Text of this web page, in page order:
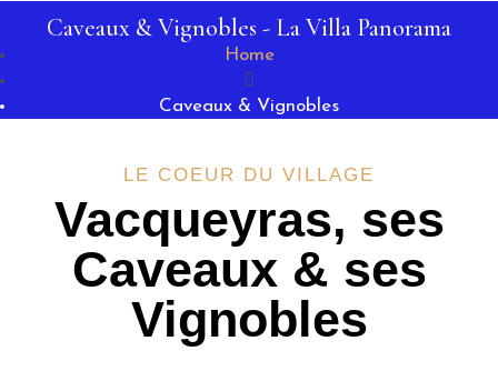
Caveaux & Vignobles - La Villa Panorama
Home
Caveaux & Vignobles
LE COEUR DU VILLAGE
Vacqueyras, ses
Caveaux & ses
Vignobles